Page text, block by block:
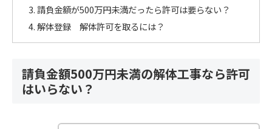
請負金額が500万円未満だったら許可は要らない？
解体登録 解体許可を取るには？
請負金額500万円未満の解体工事なら許可
はいらない？